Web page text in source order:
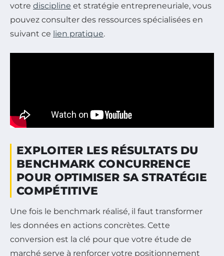
votre discipline et stratégie entrepreneuriale, vous
pouvez consulter des ressources spécialisées en
suivant ce lien pratique.
EXPLOITER LES RÉSULTATS DU
BENCHMARK CONCURRENCE
POUR OPTIMISER SA STRATÉGIE
COMPÉTITIVE
Une fois le benchmark réalisé, il faut transformer
les données en actions concrètes. Cette
conversion est la clé pour que votre étude de
marché serve à renforcer votre positionnement